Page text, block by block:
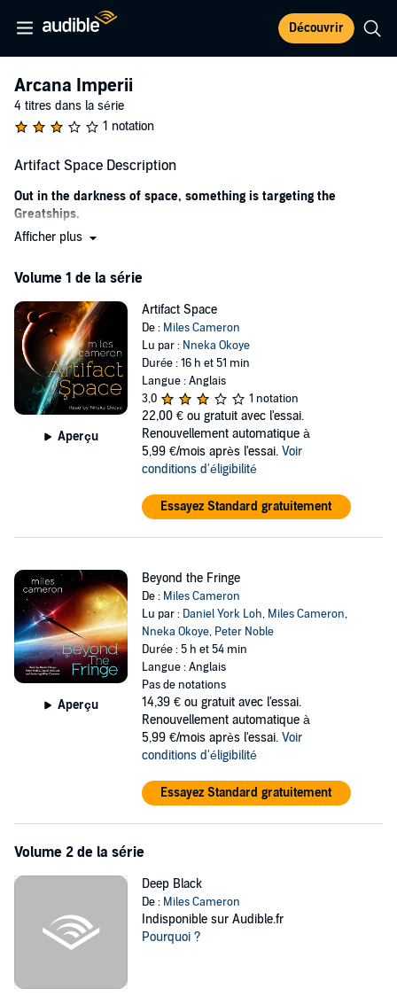
Découvrir
Arcana Imperii
4 titres dans la série
1 notation
Artifact Space Description
Out in the darkness of space, something is targeting the
Greatships.
With their vast cargo holds and a crew that could fill a city, the
an unimaginable volume - and value - of goods from City, the
trade for xenoglas with an unknowable alien species.
It has always been Marca Nbaro's dream to achieve the near-
impossible: escape her upbringing and venture into space.
All it took, to make her way onto the crew of the Greatship
was thousands of hours in simulators, dedication and pawning or
selling every scrap of her old life in order to forge a new one. But
though she's made her way onboard with faked papers, leaving her
old life - and scandals - behind isn't so easy.
She may have just combined all the dangers of her former life, with
all the perils of the new....
©2021 Miles Cameron (P)2021 Orion Publishing Group Limited
Afficher plus
Volume 1 de la série
Aperçu
Artifact Space
De : Miles Cameron
Lu par : Nneka Okoye
Durée : 16 h et 51 min
Langue : Anglais
3,0
1 notation
22,00 € ou gratuit avec l'essai.
Renouvellement automatique à
5,99 €/mois après l'essai. Voir
conditions d'éligibilité
Essayez Standard gratuitement
Aperçu
Beyond the Fringe
De : Miles Cameron
Lu par : Daniel York Loh, Miles Cameron,
Nneka Okoye, Peter Noble
Durée : 5 h et 54 min
Langue : Anglais
Pas de notations
14,39 € ou gratuit avec l'essai.
Renouvellement automatique à
5,99 €/mois après l'essai. Voir
conditions d'éligibilité
Essayez Standard gratuitement
Volume 2 de la série
Deep Black
De : Miles Cameron
Indisponible sur Audible.fr
Pourquoi ?